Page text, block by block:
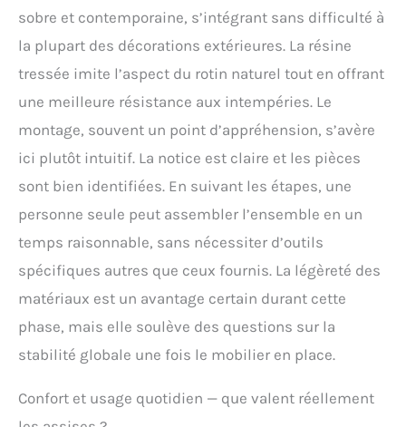
sobre et contemporaine, s’intégrant sans difficulté à
la plupart des décorations extérieures. La résine
tressée imite l’aspect du rotin naturel tout en offrant
une meilleure résistance aux intempéries. Le
montage, souvent un point d’appréhension, s’avère
ici plutôt intuitif. La notice est claire et les pièces
sont bien identifiées. En suivant les étapes, une
personne seule peut assembler l’ensemble en un
temps raisonnable, sans nécessiter d’outils
spécifiques autres que ceux fournis. La légèreté des
matériaux est un avantage certain durant cette
phase, mais elle soulève des questions sur la
stabilité globale une fois le mobilier en place.
Confort et usage quotidien — que valent réellement